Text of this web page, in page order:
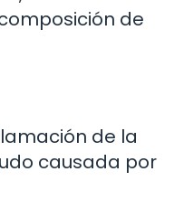
de
de la
causada por